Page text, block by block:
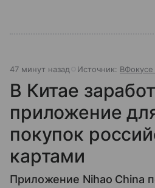
47 минут назад Источник: ВФокусе
В Китае
приложение
покупок
картами
Приложение Nihao China